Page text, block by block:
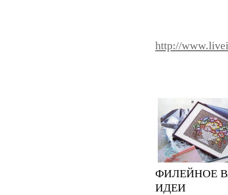
http://
ФИЛЕЙНОЕ